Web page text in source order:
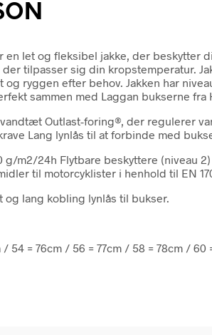
en let og fleksibel jakke, der
tilpasser sig din kropstemperatur.
ryggen efter behov. Jakken har
sammen med Laggan bukserne fra
Outlast-foring®, der regulerer
Lang lynlås til at forbinde med
g/m2/24h Flytbare beskyttere
til motorcyklister i henhold til EN
lang kobling lynlås til bukser.
54 = 76cm / 56 = 77cm / 58 = 78cm / 60